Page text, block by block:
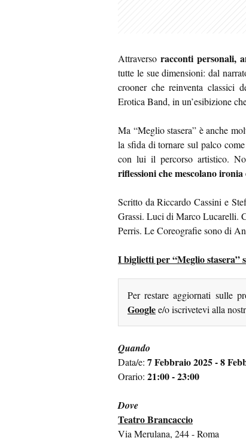
Attraverso racconti personali,
tutte le sue dimensioni: dal
crooner che reinventa classici
Erotica Band, in un’esibizione
Ma “Meglio stasera” è anche
la sfida di tornare sul palco
con lui il percorso artistico.
riflessioni che mescolano
Scritto da Riccardo Cassini e
Grassi. Luci di Marco Lucarelli.
Perris. Le Coreografie sono di
I biglietti per “Meglio stasera”
Per restare aggiornati sulle
Googlee/o iscrivetevi alla
Quando
Data/e: 7 Febbraio 2025 - 8
Orario: 21:00 - 23:00
Dove
Teatro Brancaccio
Via Merulana, 244 - Roma